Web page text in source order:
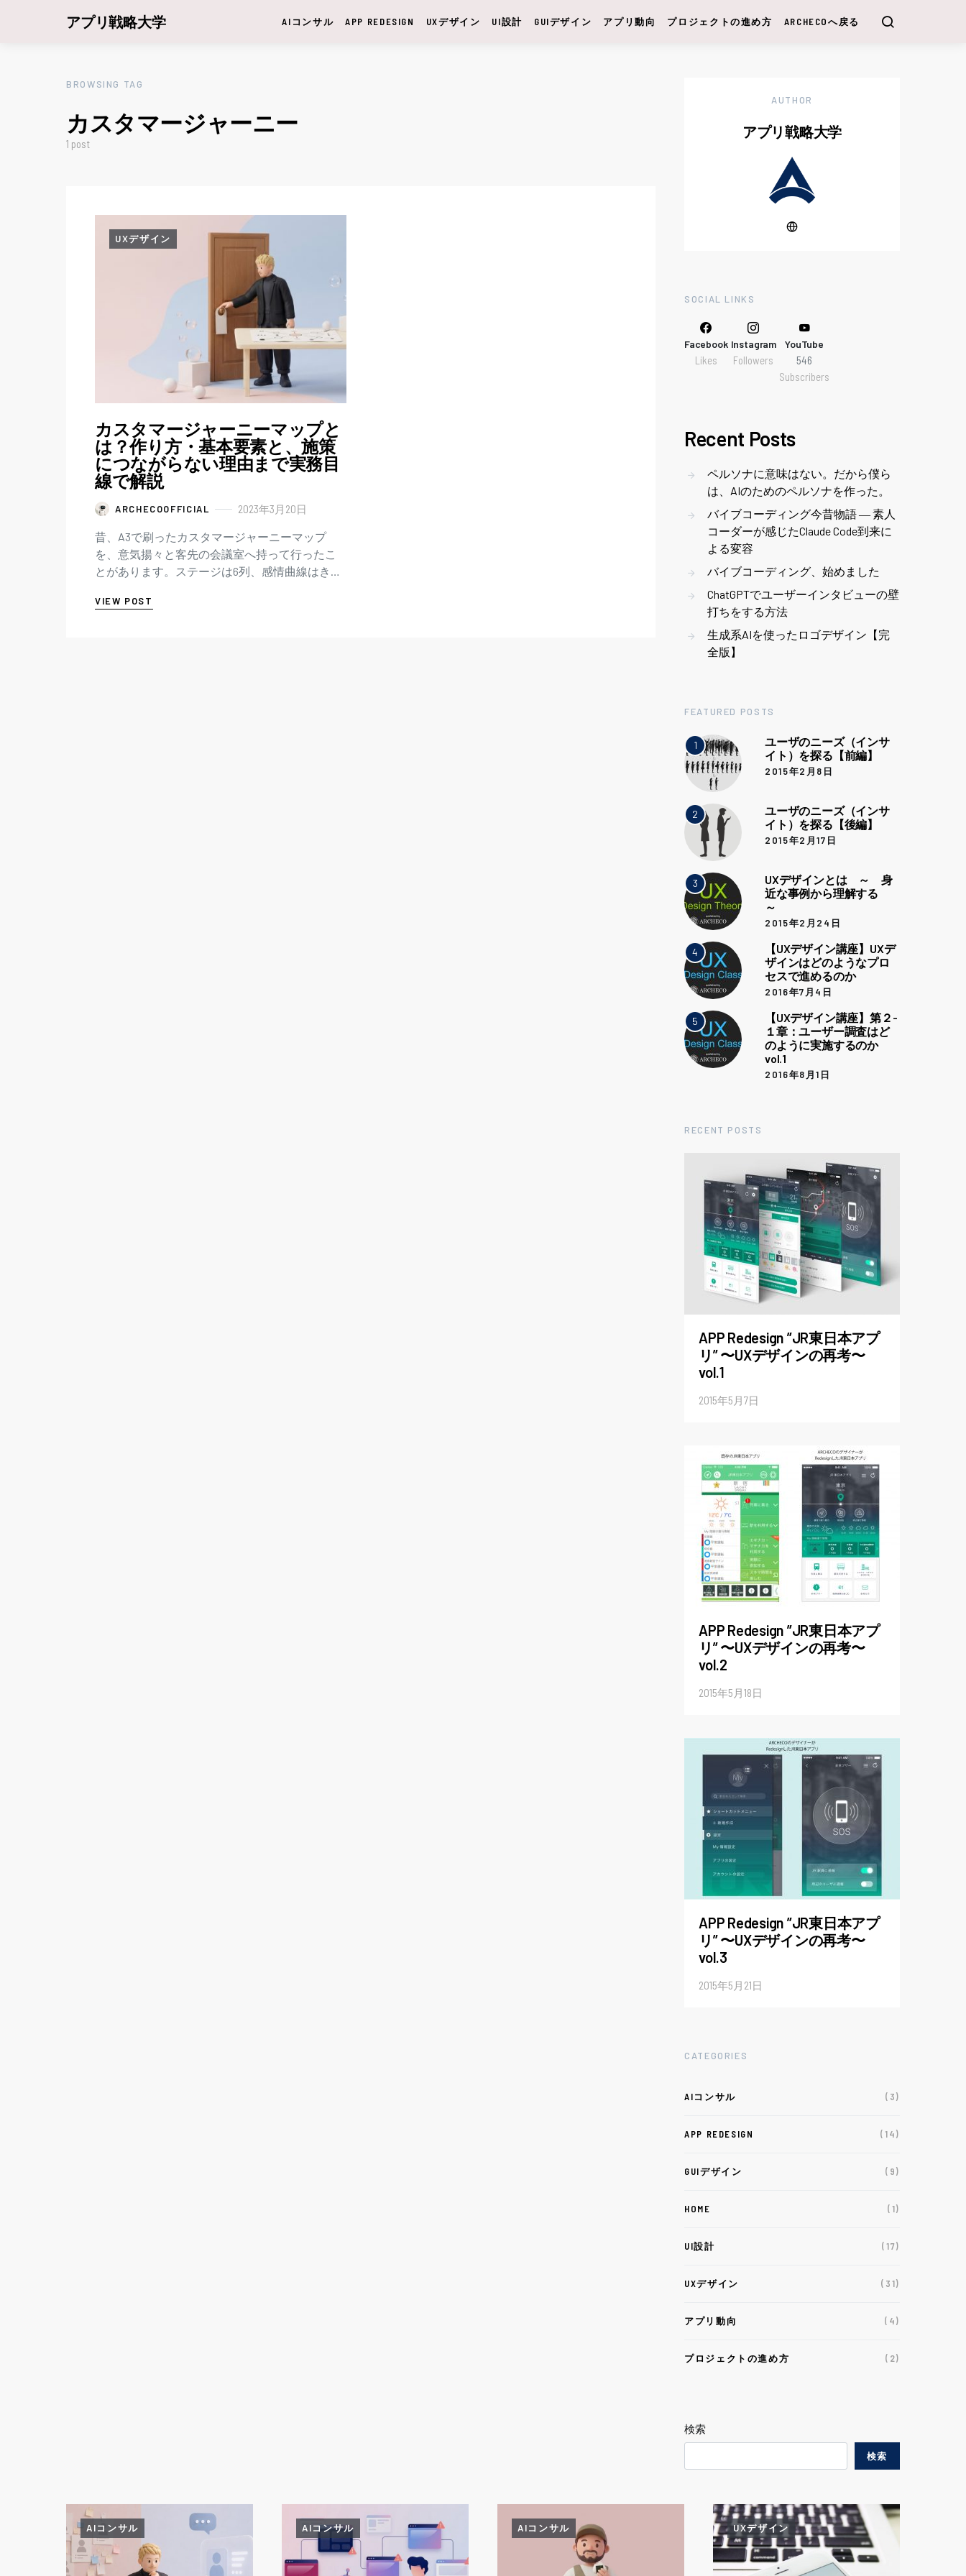
アプリ戦略大学 AIコンサル APP REDESIGN UXデザイン UI設計 GUIデザイン アプリ動向 プロジェクトの進め方 ARCHECOへ戻る
BROWSING TAG
カスタマージャーニー
1 post
UXデザイン
カスタマージャーニーマップと
は？作り方・基本要素と、施策
につながらない理由まで実務目
線で解説
ARCHECOOFFICIAL 2023年3月20日
昔、A3で刷ったカスタマージャーニーマップ
を、意気揚々と客先の会議室へ持って行ったこ
とがあります。ステージは6列、感情曲線はきれ
した。その月、そのサービスの実…
VIEW POST
AUTHOR
アプリ戦略大学
SOCIAL LINKS
Facebook
Likes
Instagram
Followers
YouTube
546
Subscribers
Recent Posts
ペルソナに意味はない。だから僕ら
は、AIのためのペルソナを作った。
バイブコーディング今昔物語 ― 素人
コーダーが感じたClaude Code到来に
よる変容
バイブコーディング、始めました
ChatGPTでユーザーインタビューの壁
打ちをする方法
生成系AIを使ったロゴデザイン【完
全版】
FEATURED POSTS
1
ユーザのニーズ（インサ
イト）を探る【前編】
2015年2月8日
2
ユーザのニーズ（インサ
イト）を探る【後編】
2015年2月17日
3
UXデザインとは ～ 身
近な事例から理解する
～
2015年2月24日
4
【UXデザイン講座】UXデ
ザインはどのようなプロ
セスで進めるのか
2016年7月4日
5
【UXデザイン講座】第２-
１章：ユーザー調査はど
のように実施するのか
vol.1
2016年8月1日
RECENT POSTS
APP Redesign ”JR東日本アプ
リ” 〜UXデザインの再考〜
vol.1
2015年5月7日
APP Redesign ”JR東日本アプ
リ” 〜UXデザインの再考〜
vol.2
2015年5月18日
APP Redesign ”JR東日本アプ
リ” 〜UXデザインの再考〜
vol.3
2015年5月21日
CATEGORIES
AIコンサル (3)
APP REDESIGN (14)
GUIデザイン (9)
HOME (1)
UI設計 (17)
UXデザイン (31)
アプリ動向 (4)
プロジェクトの進め方 (2)
検索
検索
AIコンサル AIコンサル AIコンサル UXデザイン